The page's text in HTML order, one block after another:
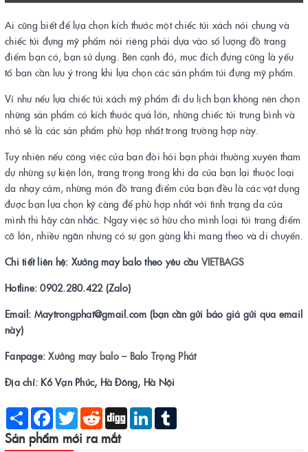
Ai cũng biết để lựa chọn kích thước một chiếc túi xách nói chung và
chiếc túi đựng mỹ phẩm nói riêng phải dựa vào số lượng đồ trang
điểm bạn có, bạn sử dụng. Bên cạnh đó, mục đích đựng cũng là yếu
tố bạn cần lưu ý trong khi lựa chọn các sản phẩm túi đựng mỹ phẩm.
Ví như nếu lựa chiếc túi xách mỹ phẩm đi du lịch bạn không nên chọn
những sản phẩm có kích thước quá lớn, những chiếc túi trung bình và
nhỏ sẽ là các sản phẩm phù hợp nhất trong trường hợp này.
Tuy nhiên nếu công việc của bạn đòi hỏi bạn phải thường xuyên tham
dự những sự kiện lớn, trang trọng trong khi da của bạn lại thuộc loại
da nhạy cảm, những món đồ trang điểm của bạn đều là các vật dụng
được bạn lựa chọn kỹ càng để phù hợp nhất với tình trạng da của
mình thì hãy cân nhắc. Ngay việc sở hữu cho mình loại túi trang điểm
cỡ lớn, nhiều ngăn nhưng có sự gọn gàng khi mang theo và di chuyển.
Chi tiết liên hệ: Xưởng may balo theo yêu cầu VIETBAGS
Hotline: 0902.280.422 (Zalo)
Email: Maytrongphat@gmail.com (bạn cần gửi báo giá gửi qua email
này)
Fanpage:Xưởng may balo – Balo Trọng Phát
Địa chỉ: K6 Vạn Phúc, Hà Đông, Hà Nội
Share Facebook
Twitter Reddit Digg LinkedIn
Sản phẩm mới ra mắt